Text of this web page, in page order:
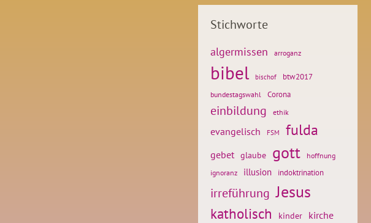
Stichworte
algermissen arroganz
bibel bischof btw2017
bundestagswahl Corona
einbildung ethik
evangelisch FSM fulda
gebet glaube gott
hoffnung
ignoranz
illusion indoktrination
irreführung Jesus
katholisch kinder kirche